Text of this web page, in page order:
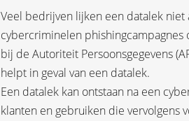
Veel bedrijven lijken een datalek
cybercriminelen
bij de Autoriteit Persoonsgegevens
helpt in geval van een datalek.
Een datalek kan ontstaan na een
klanten en gebruiken die vervolgens